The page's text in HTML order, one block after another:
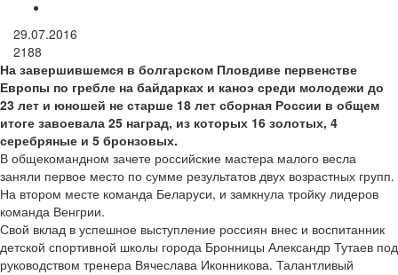
29.07.2016
2188
На завершившемся в болгарском Пловдиве первенстве
Европы по гребле на байдарках и каноэ среди молодежи до
23 лет и юношей не старше 18 лет сборная России в общем
итоге завоевала 25 наград, из которых 16 золотых, 4
серебряные и 5 бронзовых.
В общекомандном зачете российские мастера малого весла
заняли первое место по сумме результатов двух возрастных групп.
На втором месте команда Беларуси, и замкнула тройку лидеров
команда Венгрии.
Свой вклад в успешное выступление россиян внес и воспитанник
детской спортивной школы города Бронницы Александр Тутаев под
руководством тренера Вячеслава Иконникова. Талантливый